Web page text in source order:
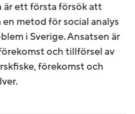
är ett första försök att
metod för social analys
i Sverige. Ansatsen är
och tillförsel av
förekomst och